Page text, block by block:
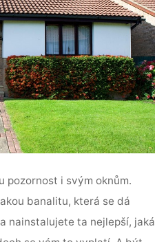
pozornost i svým oknům.
banalitu, která se dá
nainstalujete ta nejlepší, jaká